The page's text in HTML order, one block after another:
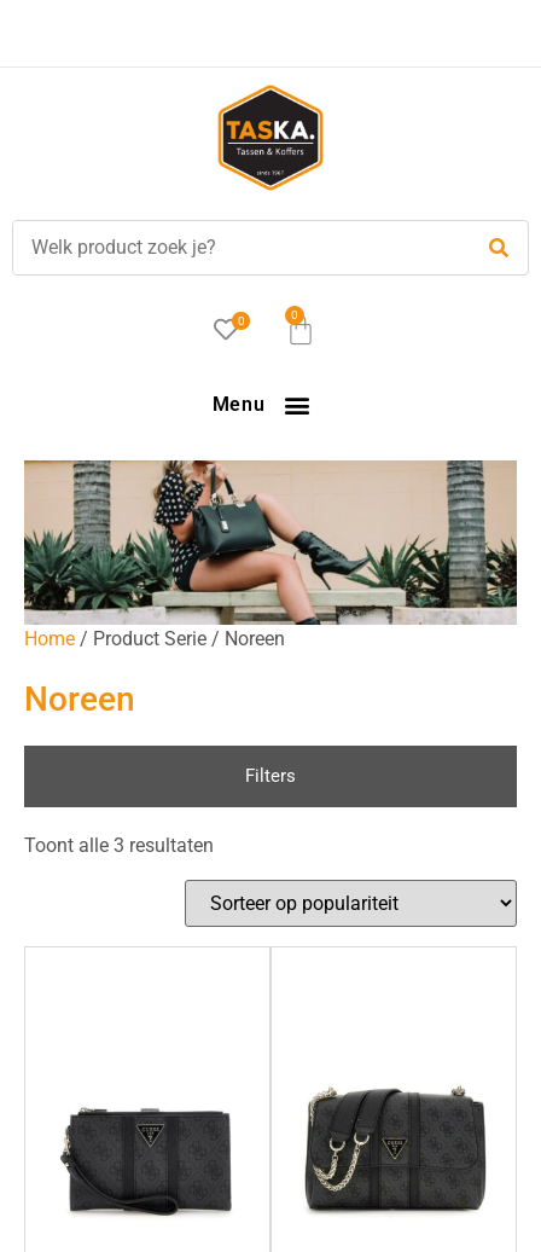
besteld, is vandaag verzonden!
0 0
Menu
Home / Product Serie / Noreen
Noreen
Filters
Toont alle 3 resultaten